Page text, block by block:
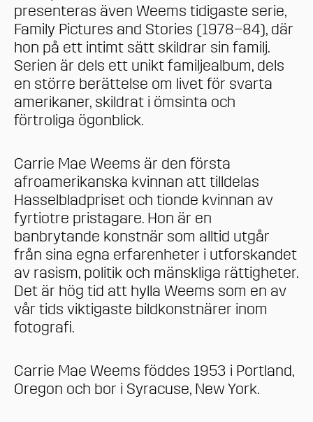
presenteras även Weems tidigaste serie,
Family Pictures and Stories (1978–84), där
hon på ett intimt sätt skildrar sin familj.
Serien är dels ett unikt familjealbum, dels
en större berättelse om livet för svarta
amerikaner, skildrat i ömsinta och
förtroliga ögonblick.
Carrie Mae Weems är den första
afroamerikanska kvinnan att tilldelas
Hasselbladpriset och tionde kvinnan av
fyrtiotre pristagare. Hon är en
banbrytande konstnär som alltid utgår
från sina egna erfarenheter i utforskandet
av rasism, politik och mänskliga rättigheter.
Det är hög tid att hylla Weems som en av
vår tids viktigaste bildkonstnärer inom
fotografi.
Carrie Mae Weems föddes 1953 i Portland,
Oregon och bor i Syracuse, New York.